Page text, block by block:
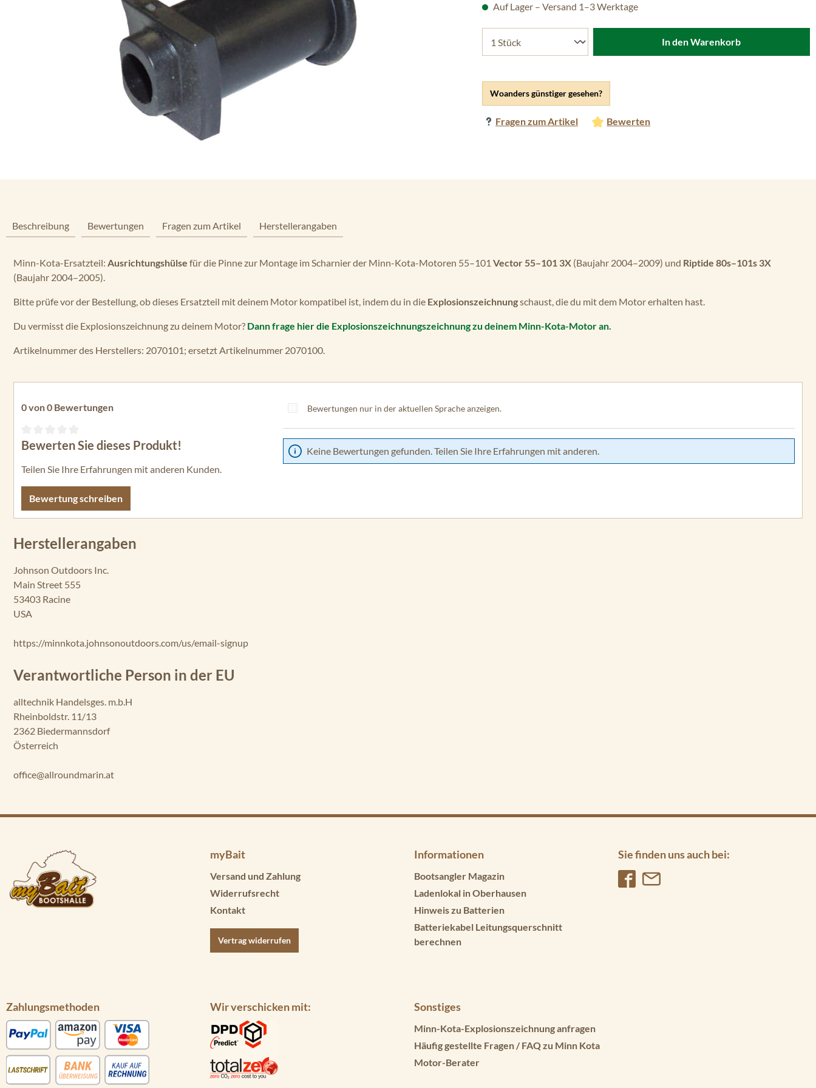
Woanders günstiger gesehen?
Fragen zum Artikel Bewerten
Auf Lager – Versand 1–3 Werktage
In den Warenkorb
Beschreibung Bewertungen Fragen zum Artikel Herstellerangaben
Minn-Kota-Ersatzteil: Ausrichtungshülse für die Pinne zur Montage im Scharnier der Minn-Kota-Motoren 55–101 Vector 55–101 3X (Baujahr 2004–2009) und Riptide 80s–101s 3X
(Baujahr 2004–2005).
Bitte prüfe vor der Bestellung, ob dieses Ersatzteil mit deinem Motor kompatibel ist, indem du in die Explosionszeichnungschaust, die du mit dem Motor erhalten hast.
Du vermisst die Explosionszeichnung zu deinem Motor? Dann frage hier die Explosionszeichnungszeichnung zu deinem Minn-Kota-Motor an.
Artikelnummer des Herstellers: 2070101; ersetzt Artikelnummer 2070100.
0 von 0 Bewertungen
Durchschnittliche Bewertung von 0 von 5 Sternen
Bewerten Sie dieses Produkt!
Teilen Sie Ihre Erfahrungen mit anderen Kunden.
Bewertung schreiben
Bewertungen nur in der aktuellen Sprache anzeigen.
Keine Bewertungen gefunden. Teilen Sie Ihre Erfahrungen mit anderen.
Herstellerangaben
Johnson Outdoors Inc.
Main Street 555
53403 Racine
USA
https://minnkota.johnsonoutdoors.com/us/email-signup
Verantwortliche Person in der EU
alltechnik Handelsges. m.b.H
Rheinboldstr. 11/13
2362 Biedermannsdorf
Österreich
office@allroundmarin.at
myBait
Versand und Zahlung
Widerrufsrecht
Kontakt
Vertrag widerrufen
Informationen
Bootsangler Magazin
Ladenlokal in Oberhausen
Hinweis zu Batterien
Batteriekabel Leitungsquerschnitt
berechnen
Sie finden uns auch bei:
Zahlungsmethoden Wir verschicken mit: Sonstiges
Minn-Kota-Explosionszeichnung anfragen
Häufig gestellte Fragen / FAQ zu Minn Kota
Motor-Berater